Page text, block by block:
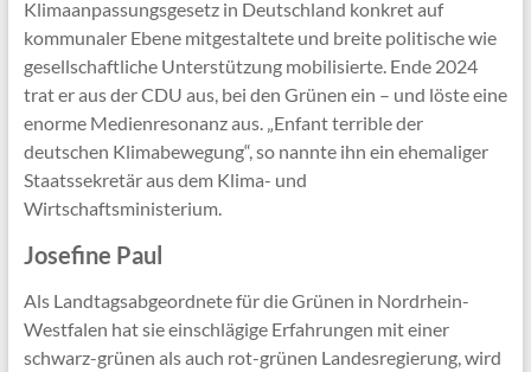
Klimaanpassungsgesetz in Deutschland konkret auf
kommunaler Ebene mitgestaltete und breite politische wie
gesellschaftliche Unterstützung mobilisierte. Ende 2024
trat er aus der CDU aus, bei den Grünen ein – und löste eine
enorme Medienresonanz aus. „Enfant terrible der
deutschen Klimabewegung“, so nannte ihn ein ehemaliger
Staatssekretär aus dem Klima- und
Wirtschaftsministerium.
Josefine Paul
Als Landtagsabgeordnete für die Grünen in Nordrhein-
Westfalen hat sie einschlägige Erfahrungen mit einer
schwarz-grünen als auch rot-grünen Landesregierung, wird